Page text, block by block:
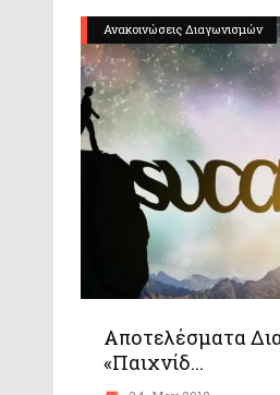
Ανακοινώσεις Διαγωνισμών
Αποτελέσματα
«Παιχνίδ...